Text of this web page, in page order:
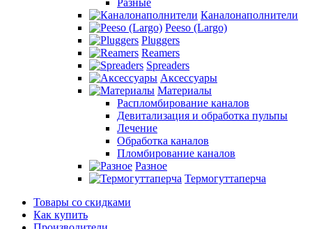
Разные
Каналонаполнители
Peeso (Largo)
Pluggers
Reamers
Spreaders
Аксессуары
Материалы
Распломбирование каналов
Девитализация и обработка пульпы
Лечение
Обработка каналов
Пломбирование каналов
Разное
Термогуттаперча
Товары со скидками
Как купить